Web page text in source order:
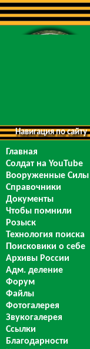
Навигация по сайту
Главная
Солдат на YouTube
Вооруженные Силы
Справочники
Документы
Чтобы помнили
Розыск
Технология поиска
Поисковики о себе
Архивы России
Адм. деление
Форум
Файлы
Фотогалерея
Звукогалерея
Ссылки
Благодарности